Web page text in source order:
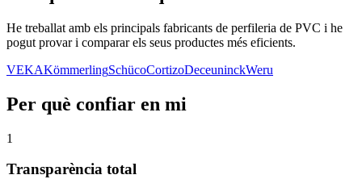
He treballat amb els principals fabricants de perfileria de PVC i he
pogut provar i comparar els seus productes més eficients.
VEKAKömmerlingSchücoCortizoDeceuninckWeru
Per què confiar en mi
1
Transparència total